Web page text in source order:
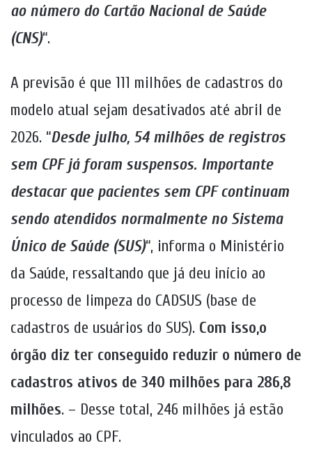
ao número do Cartão Nacional de Saúde
(CNS)“.
A previsão é que 111 milhões de cadastros do
modelo atual sejam desativados até abril de
2026. “Desde julho, 54 milhões de registros
sem CPF já foram suspensos. Importante
destacar que pacientes sem CPF continuam
sendo atendidos normalmente no Sistema
Único de Saúde (SUS)“, informa o Ministério
da Saúde, ressaltando que já deu início ao
processo de limpeza do CADSUS (base de
cadastros de usuários do SUS). Com isso,o
órgão diz ter conseguido reduzir o número de
cadastros ativos de 340 milhões para 286,8
milhões. – Desse total, 246 milhões já estão
vinculados ao CPF.